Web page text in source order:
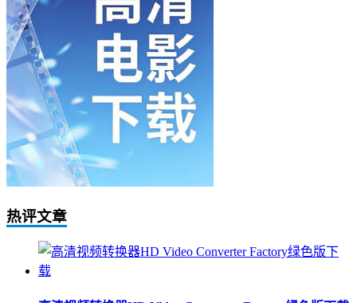
热评文章